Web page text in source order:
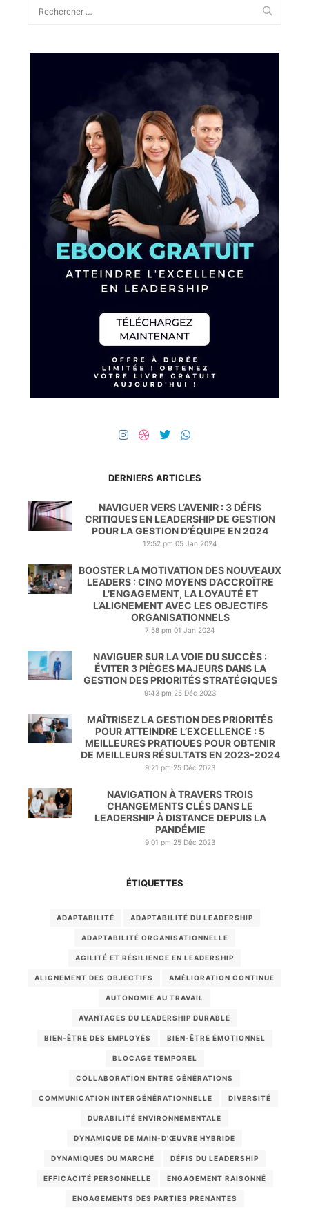
DERNIERS ARTICLES
NAVIGUER VERS L’AVENIR : 3 DÉFIS
CRITIQUES EN LEADERSHIP DE GESTION
POUR LA GESTION D’ÉQUIPE EN 2024
12:52 pm 05 Jan 2024
BOOSTER LA MOTIVATION DES NOUVEAUX
LEADERS : CINQ MOYENS D’ACCROÎTRE
L’ENGAGEMENT, LA LOYAUTÉ ET
L’ALIGNEMENT AVEC LES OBJECTIFS
ORGANISATIONNELS
7:58 pm 01 Jan 2024
NAVIGUER SUR LA VOIE DU SUCCÈS :
ÉVITER 3 PIÈGES MAJEURS DANS LA
GESTION DES PRIORITÉS STRATÉGIQUES
9:43 pm 25 Déc 2023
MAÎTRISEZ LA GESTION DES PRIORITÉS
POUR ATTEINDRE L’EXCELLENCE : 5
MEILLEURES PRATIQUES POUR OBTENIR
DE MEILLEURS RÉSULTATS EN 2023-2024
9:21 pm 25 Déc 2023
NAVIGATION À TRAVERS TROIS
CHANGEMENTS CLÉS DANS LE
LEADERSHIP À DISTANCE DEPUIS LA
PANDÉMIE
9:01 pm 25 Déc 2023
ÉTIQUETTES
ADAPTABILITÉ ADAPTABILITÉ DU LEADERSHIP
ADAPTABILITÉ ORGANISATIONNELLE
AGILITÉ ET RÉSILIENCE EN LEADERSHIP
ALIGNEMENT DES OBJECTIFS AMÉLIORATION CONTINUE
AUTONOMIE AU TRAVAIL
AVANTAGES DU LEADERSHIP DURABLE
BIEN-ÊTRE DES EMPLOYÉS BIEN-ÊTRE ÉMOTIONNEL
BLOCAGE TEMPOREL
COLLABORATION ENTRE GÉNÉRATIONS
COMMUNICATION INTERGÉNÉRATIONNELLE DIVERSITÉ
DURABILITÉ ENVIRONNEMENTALE
DYNAMIQUE DE MAIN-D'ŒUVRE HYBRIDE
DYNAMIQUES DU MARCHÉ DÉFIS DU LEADERSHIP
EFFICACITÉ PERSONNELLE ENGAGEMENT RAISONNÉ
ENGAGEMENTS DES PARTIES PRENANTES